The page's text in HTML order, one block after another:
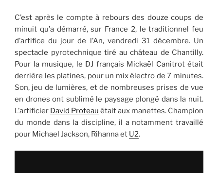
C’est après le compte à rebours des douze coups de
minuit qu’a démarré, sur France 2, le traditionnel feu
d’artifice du jour de l’An, vendredi 31 décembre. Un
spectacle pyrotechnique tiré au château de Chantilly.
Pour la musique, le DJ français Mickaël Canitrot était
derrière les platines, pour un mix électro de 7 minutes.
Son, jeu de lumières, et de nombreuses prises de vue
en drones ont sublimé le paysage plongé dans la nuit.
L’artificier David Proteau était aux manettes. Champion
du monde dans la discipline, il a notamment travaillé
pour Michael Jackson, Rihanna et U2.